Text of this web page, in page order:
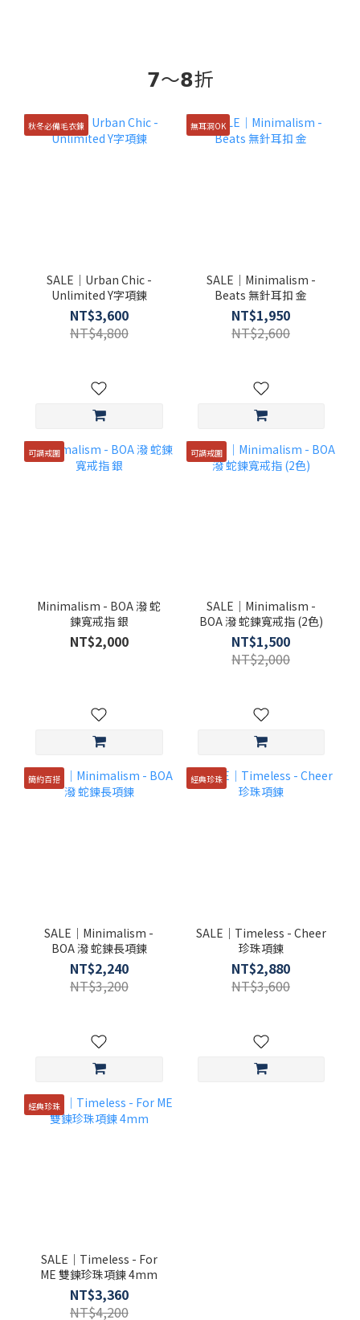
𝟳～𝟴折
秋冬必備毛衣鍊
SALE｜Urban Chic -
Unlimited Y字項鍊
NT$3,600
NT$4,800
無耳洞OK
SALE｜Minimalism -
Beats 無針耳扣 金
NT$1,950
NT$2,600
可調戒圍
Minimalism - BOA 潑 蛇
鍊寬戒指 銀
NT$2,000
可調戒圍
SALE｜Minimalism -
BOA 潑 蛇鍊寬戒指 (2色)
NT$1,500
NT$2,000
簡約百搭
SALE｜Minimalism -
BOA 潑 蛇鍊長項鍊
NT$2,240
NT$3,200
經典珍珠
SALE｜Timeless - Cheer
珍珠項鍊
NT$2,880
NT$3,600
經典珍珠
SALE｜Timeless - For
ME 雙鍊珍珠項鍊 4mm
NT$3,360
NT$4,200